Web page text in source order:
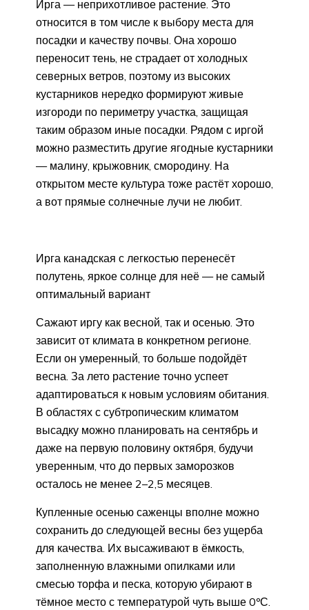
Ирга — неприхотливое растение. Это
относится в том числе к выбору места для
посадки и качеству почвы. Она хорошо
переносит тень, не страдает от холодных
северных ветров, поэтому из высоких
кустарников нередко формируют живые
изгороди по периметру участка, защищая
таким образом иные посадки. Рядом с иргой
можно разместить другие ягодные кустарники
— малину, крыжовник, смородину. На
открытом месте культура тоже растёт хорошо,
а вот прямые солнечные лучи не любит.
Ирга канадская с легкостью перенесёт
полутень, яркое солнце для неё — не самый
оптимальный вариант
Сажают иргу как весной, так и осенью. Это
зависит от климата в конкретном регионе.
Если он умеренный, то больше подойдёт
весна. За лето растение точно успеет
адаптироваться к новым условиям обитания.
В областях с субтропическим климатом
высадку можно планировать на сентябрь и
даже на первую половину октября, будучи
уверенным, что до первых заморозков
осталось не менее 2–2,5 месяцев.
Купленные осенью саженцы вполне можно
сохранить до следующей весны без ущерба
для качества. Их высаживают в ёмкость,
заполненную влажными опилками или
смесью торфа и песка, которую убирают в
тёмное место с температурой чуть выше 0ºС.